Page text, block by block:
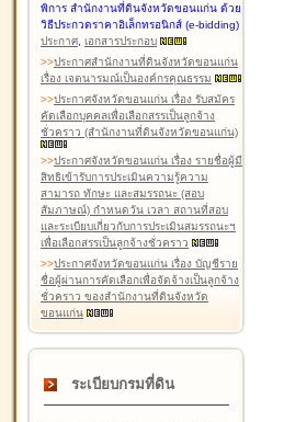
พิการ สำนักงานที่ดินจังหวัดขอนแก่น ด้วย
วิธีประกวดราคาอิเล็กทรอนิกส์ (e-bidding)
ประกาศ, เอกสารประกอบ
>>ประกาศสำนักงานที่ดินจังหวัดขอนแก่น
เรื่อง เจตนารมณ์เป็นองค์กรคุณธรรม
>>ประกาศจังหวัดขอนแก่น เรื่อง รับสมัคร
คัดเลือกบุคคลเพื่อเลือกสรรเป็นลูกจ้าง
ชั่วคราว (สำนักงานที่ดินจังหวัดขอนแก่น)
>>ประกาศจังหวัดขอนแก่น เรื่อง รายชื่อผู้มี
สิทธิเข้ารับการประเมินความรู้ความ
สามารถ ทักษะ และสมรรถนะ (สอบ
สัมภาษณ์) กำหนดวัน เวลา สถานที่สอบ
และระเบียบเกี่ยวกับการประเมินสมรรถนะฯ
เพื่อเลือกสรรเป็นลูกจ้างชั่วคราว
>>ประกาศจังหวัดขอนแก่น เรื่อง บัญชีราย
ชื่อผู้ผ่านการคัดเลือกเพื่อจัดจ้างเป็นลูกจ้าง
ชั่วคราว ของสำนักงานที่ดินจังหวัด
ขอนแก่น
ระเบียบกรมที่ดิน